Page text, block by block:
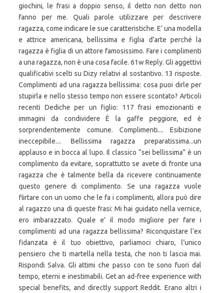
giochini, le frasi a doppio senso, il detto non detto non
fanno per me. Quali parole utilizzare per descrivere
ragazza, come indicare le sue caratteristiche. E’ una modella
e attrice americana, bellissima e figlia d’arte perché la
ragazza è figlia di un attore famosissimo. Fare i complimenti
a una ragazza, non è una cosa facile. 61w Reply. Gli aggettivi
qualificativi scelti su Dizy relativi al sostantivo. 13 risposte.
Complimenti ad una ragazza bellissima: cosa puoi dirle per
stupirla e nello stesso tempo non essere scontato? Articoli
recenti Dediche per un figlio: 117 frasi emozionanti e
immagini da condividere È la gaffe peggiore, ed è
sorprendentemente comune. Complimenti.... Esibizione
ineccepibile.... Bellissima ragazza preparatissima...un
applauso e in bocca al lupo. Il classico “sei bellissima” è un
complimento da evitare, soprattutto se avete di fronte una
ragazza che è talmente bella da ricevere continuamente
questo genere di complimento. Se una ragazza vuole
flirtare con un uomo che le fa i complimenti, allora può dire
al ragazzo una di queste frasi: Mi hai guidato nella vernice,
ero imbarazzato. Quale e' il modo migliore per fare i
complimenti ad una ragazza bellissima? Riconquistare l’ex
fidanzata è il tuo obiettivo, parliamoci chiaro, l’unico
pensiero che ti martella nella testa, che non ti lascia mai.
Rispondi Salva. Gli attimi che passo con te sono fuori dal
tempo, eterni e inestimabili. Get an ad-free experience with
special benefits, and directly support Reddit. Erano altri i